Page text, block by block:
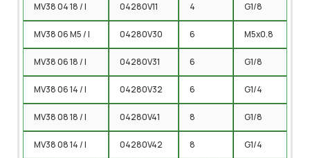
MV38 04 18 / I 04280V11 4 G1/8
MV38 06 M5 / I 04280V30 6 M5x0.8
MV38 06 18 / I 04280V31 6 G1/8
MV38 06 14 / I 04280V32 6 G1/4
MV38 08 18 / I 04280V41 8 G1/8
MV38 08 14 / I 04280V42 8 G1/4